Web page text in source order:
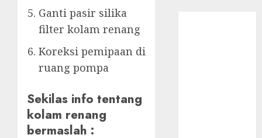
Ganti pasir silika
filter kolam renang
Koreksi pemipaan di
ruang pompa
Sekilas info tentang
kolam renang
bermaslah :